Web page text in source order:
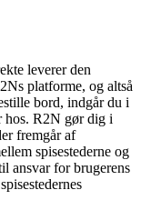
leverer den
platforme, og altså
bord, indgår du i
hos. R2N gør dig i
fremgår af
spisestederne og
ansvar for brugerens